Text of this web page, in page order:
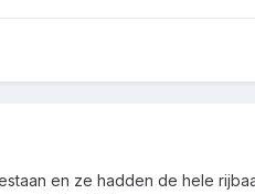
en ze hadden de hele